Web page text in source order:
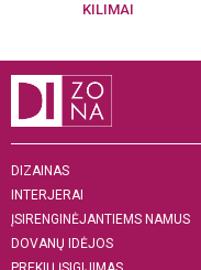
KILIMAI
DIZAINAS
INTERJERAI
ĮSIRENGINĖJANTIEMS NAMUS
DOVANŲ IDĖJOS